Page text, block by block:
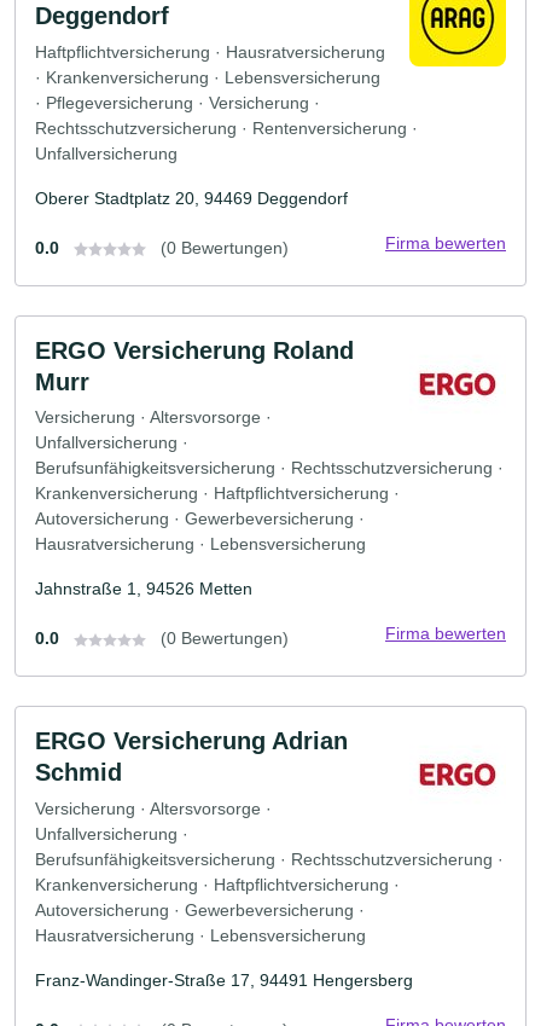
Deggendorf
Haftpflichtversicherung · Hausratversicherung
· Krankenversicherung · Lebensversicherung
· Pflegeversicherung · Versicherung ·
Rechtsschutzversicherung · Rentenversicherung ·
Unfallversicherung
Oberer Stadtplatz 20, 94469 Deggendorf
0.0 (0 Bewertungen) Firma bewerten
ERGO Versicherung Roland
Murr
Versicherung · Altersvorsorge ·
Unfallversicherung ·
Berufsunfähigkeitsversicherung · Rechtsschutzversicherung ·
Krankenversicherung · Haftpflichtversicherung ·
Autoversicherung · Gewerbeversicherung ·
Hausratversicherung · Lebensversicherung
Jahnstraße 1, 94526 Metten
0.0 (0 Bewertungen) Firma bewerten
ERGO Versicherung Adrian
Schmid
Versicherung · Altersvorsorge ·
Unfallversicherung ·
Berufsunfähigkeitsversicherung · Rechtsschutzversicherung ·
Krankenversicherung · Haftpflichtversicherung ·
Autoversicherung · Gewerbeversicherung ·
Hausratversicherung · Lebensversicherung
Franz-Wandinger-Straße 17, 94491 Hengersberg